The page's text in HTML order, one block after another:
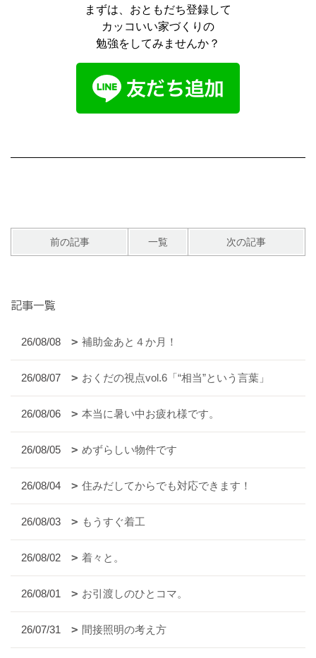
まずは、おともだち登録して
カッコいい家づくりの
勉強をしてみませんか？
前の記事 一覧 次の記事
記事一覧
26/08/08 補助金あと４か月！
26/08/07 おくだの視点vol.6「“相当”という言葉」
26/08/06 本当に暑い中お疲れ様です。
26/08/05 めずらしい物件です
26/08/04 住みだしてからでも対応できます！
26/08/03 もうすぐ着工
26/08/02 着々と。
26/08/01 お引渡しのひとコマ。
26/07/31 間接照明の考え方